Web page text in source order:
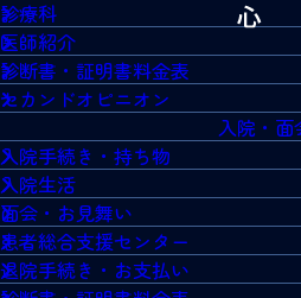
診療科
医師紹介
診断書・証明書料金表
セカンドオピニオン
入院・面
入院手続き・持ち物
入院生活
面会・お見舞い
患者総合支援センター
退院手続き・お支払い